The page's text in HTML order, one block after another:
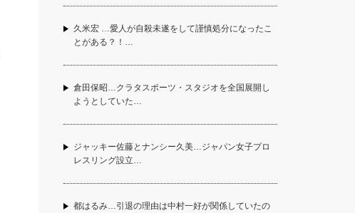
久米宏 …愛人が自殺未遂をして謹慎処分になったこ
とがある？！…
倉田保昭…クラタスポーツ・スタジオを全国展開し
ようとしていた…
ジャッキー佐藤とナンシー久美…ジャパン女子プロ
レスリング設立…
都はるみ…引退の理由は中村一好が関係していたの